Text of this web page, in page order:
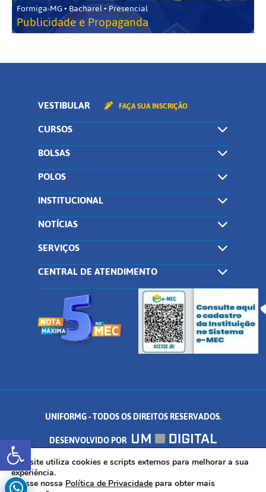
Abrir a barra de ferramentas
Formiga-MG • Bacharel • Presencial
Publicidade e Propaganda
VESTIBULAR FAÇA SUA INSCRIÇÃO
CURSOS
BOLSAS
POLOS
INSTITUCIONAL
NOTÍCIAS
SERVIÇOS
CENTRAL DE ATENDIMENTO
UNIFORMG - TODOS OS DIREITOS RESERVADOS.
DESENVOLVIDO POR
AV. DR. ARNALDO DE SENNA, 328 - PALMEIRAS, FORMIGA/MG - CEP:
35.574.530
Este site utiliza cookies e scripts externos para melhorar a sua
experiência.
Acesse nossa Política de Privacidade para obter mais